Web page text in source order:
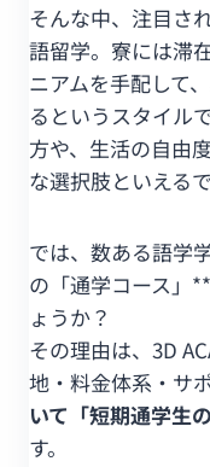
そんな中、注目さ
語留学。寮には滞
ニアムを手配して
るというスタイル
方や、生活の自由
な選択肢といえるで
では、数ある語学
の「通学コース」
ょうか？
その理由は、3D
地・料金体系・サ
いて「短期通学生
す。